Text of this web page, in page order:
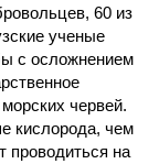
60 из
ученые
с осложнением
червей.
кислорода, чем
проводиться на